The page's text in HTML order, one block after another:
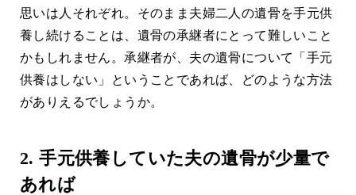
思いは人それぞれ。そのまま夫婦二人の遺骨を手元供
養し続けることは、遺骨の承継者にとって難しいこと
かもしれません。承継者が、夫の遺骨について「手元
供養はしない」ということであれば、どのような方法
がありえるでしょうか。
2. 手元供養していた夫の遺骨が少量で
あれば